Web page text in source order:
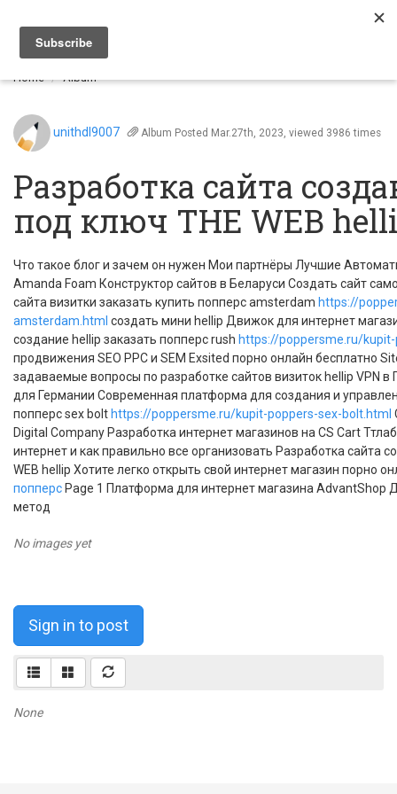
Home Album
unithdl9007 Album Posted Mar.27th, 2023, viewed 3986 times
Разработка сайта
под ключ THE WEB
Что такое блог и зачем он нужен Мои партнёры Лучшие
Amanda Foam Конструктор сайтов в Беларуси Создать сайт
сайта визитки заказать купить попперс amsterdam https://
amsterdam.html создать мини hellip Движок для интернет
создание hellip заказать попперс rush https://poppersme.ru/
продвижения SEO PPC и SEM Exsited порно онлайн бесплатно
задаваемые вопросы по разработке сайтов визиток hellip VPN
для Германии Современная платформа для создания и
попперс sex bolt https://poppersme.ru/kupit-poppers-sex-bolt.html
Digital Company Разработка интернет магазинов на CS Cart
интернет и как правильно все организовать Разработка сайта
WEB hellip Хотите легко открыть свой интернет магазин порно
попперс Page 1 Платформа для интернет магазина AdvantShop
метод
No images yet
Sign in to post
None